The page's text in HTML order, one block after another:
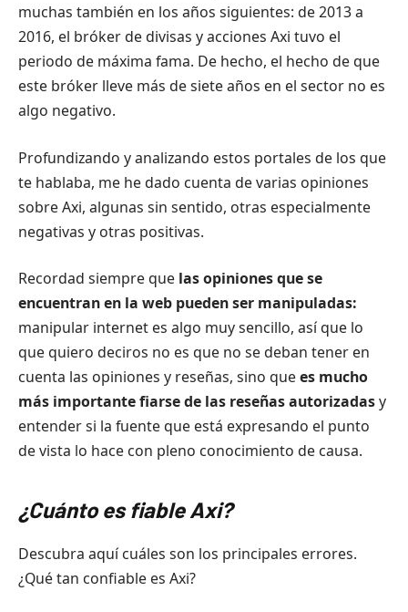
muchas también en los años siguientes: de 2013 a
2016, el bróker de divisas y acciones Axi tuvo el
periodo de máxima fama. De hecho, el hecho de que
este bróker lleve más de siete años en el sector no es
algo negativo.
Profundizando y analizando estos portales de los que
te hablaba, me he dado cuenta de varias opiniones
sobre Axi, algunas sin sentido, otras especialmente
negativas y otras positivas.
Recordad siempre que las opiniones que se
encuentran en la web pueden ser manipuladas:
manipular internet es algo muy sencillo, así que lo
que quiero deciros no es que no se deban tener en
cuenta las opiniones y reseñas, sino quees mucho
más importante fiarse de las reseñas autorizadasy
entender si la fuente que está expresando el punto
de vista lo hace con pleno conocimiento de causa.
¿Cuánto es fiable Axi?
Descubra aquí cuáles son los principales errores.
¿Qué tan confiable es Axi?